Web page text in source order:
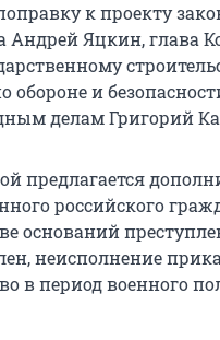
к проекту
Андрей Яцкин, глава
обороне и
делам Григорий
предлагается
российского
оснований
неисполнение
в период военного